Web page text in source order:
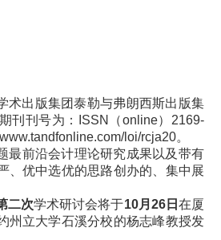
术出版集团泰勒与弗朗西斯出版集
刊刊号为：ISSN（online）2169-
loi/rcja20。
最前沿会计理论研究成果以及带有
、优中选优的思路创办的、集中展
二次学术研讨会将于10月 26日 在厦
州立大学石溪分校的杨志峰教授发